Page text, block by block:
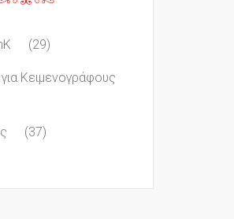
(29)
Κειμενογράφους
(37)